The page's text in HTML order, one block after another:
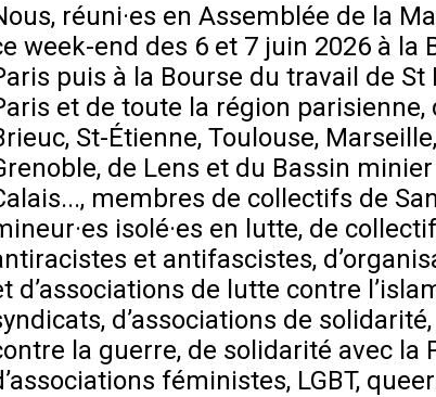
réuni·es en Assemblée de la
week-end des 6 et 7 juin 2026 à la
puis à la Bourse du travail de St
et de toute la région parisienne,
St-Étienne, Toulouse,
de Lens et du Bassin
membres de collectifs de
isolé·es en lutte, de
et antifascistes,
d’associations de lutte contre
d’associations de
la guerre, de solidarité avec la
féministes, LGBT,